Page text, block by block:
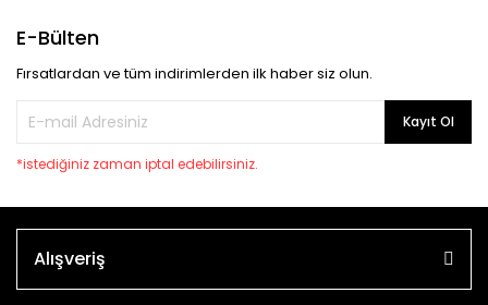
E-Bülten
Fırsatlardan ve tüm indirimlerden ilk haber siz olun.
Kayıt Ol
*istediğiniz zaman iptal edebilirsiniz.
Alışveriş